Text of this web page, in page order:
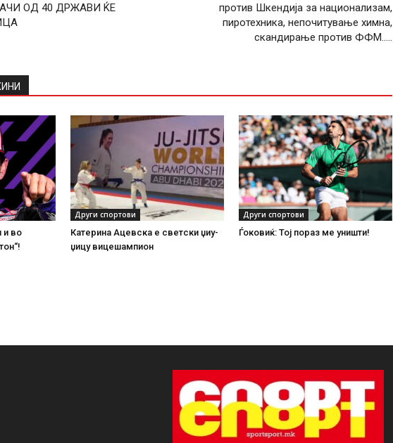
ОД 40 ДРЖАВИ ЌЕ
против Шкендија за национализам,
пиротехника, непочитување химна,
скандирање против ФФМ…..
и во
Други спортови
Катерина Ацевска е светски џиу-
џицу вицешампион
Други спортови
Ѓоковиќ: Тој пораз ме уништи!